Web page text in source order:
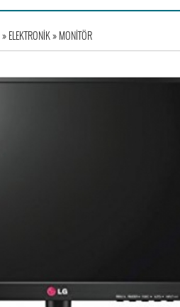
»ELEKTRONİK»MONİTÖR